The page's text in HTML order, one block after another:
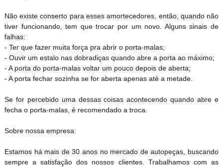
Não existe conserto para esses amortecedores, então, quando não
tiver funcionando, tem que trocar por um novo. Alguns sinais de
falhas:
- Ter que fazer muita força pra abrir o porta-malas;
- Ouvir um estalo nas dobradiças quando abre a porta ao máximo;
- A porta do porta-malas voltar um pouco depois de aberta;
- A porta fechar sozinha se for aberta apenas até a metade.
Se for percebido uma dessas coisas acontecendo quando abre e
fecha o porta-malas, é recomendado a troca.
Sobre nossa empresa:
Estamos há mais de 30 anos no mercado de autopeças, buscando
sempre a satisfação dos nossos clientes. Trabalhamos com as